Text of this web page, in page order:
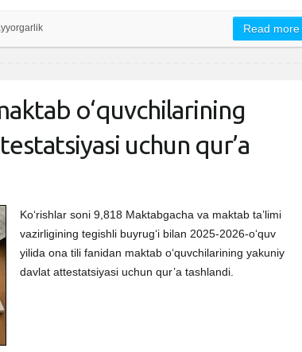
Read more
o‘quvchilarining
uchun qur’a
Ko‘rishlar soni 9,818 Maktabgacha va maktab taʼlimi
vazirligining tegishli buyrugʻi bilan 2025-2026-oʻquv
yilida ona tili fanidan maktab o‘quvchilarining yakuniy
davlat attestatsiyasi uchun qur’a tashlandi.